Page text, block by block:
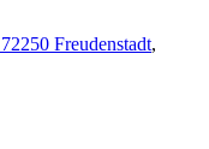
Freudenstadt,